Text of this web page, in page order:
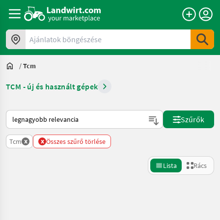
Ajánlatok böngészése
/Tcm
TCM - új és használt gépek
Így van sorba rendezve a Landwirt.com-on
Szűrők
Tcm x x Összes szűrő törlése
Lista Rács